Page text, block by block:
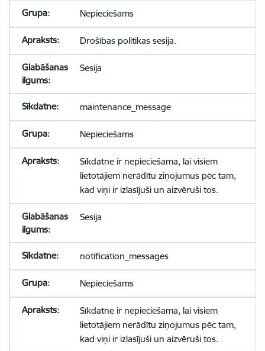
Nepieciešams
Drošības politikas sesija.
Sesija
maintenance_message
Nepieciešams
Sīkdatne ir nepieciešama, lai visiem
lietotājiem nerādītu ziņojumus pēc tam,
kad viņi ir izlasījuši un aizvēruši tos.
Sesija
notification_messages
Nepieciešams
Sīkdatne ir nepieciešama, lai visiem
lietotājiem nerādītu ziņojumus pēc tam,
kad viņi ir izlasījuši un aizvēruši tos.